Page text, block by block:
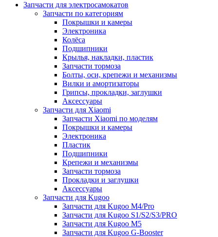
Запчасти для электросамокатов
Запчасти по категориям
Покрышки и камеры
Электроника
Колёса
Подшипники
Крылья, накладки, пластик
Запчасти тормоза
Болты, оси, крепежи и механизмы
Вилки и амортизаторы
Грипсы, прокладки, заглушки
Аксессуары
Запчасти для Xiaomi
Запчасти Xiaomi по моделям
Покрышки и камеры
Электроника
Пластик
Подшипники
Крепежи и механизмы
Запчасти тормоза
Прокладки и заглушки
Аксессуары
Запчасти для Kugoo
Запчасти для Kugoo M4/Pro
Запчасти для Kugoo S1/S2/S3/PRO
Запчасти для Kugoo M5
Запчасти для Kugoo G-Booster